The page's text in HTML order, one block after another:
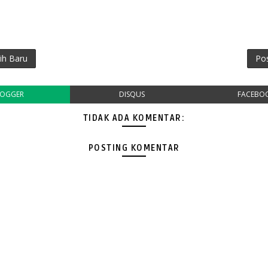
Baru
DISQUS
TIDAK ADA KOMENTAR:
POSTING KOMENTAR